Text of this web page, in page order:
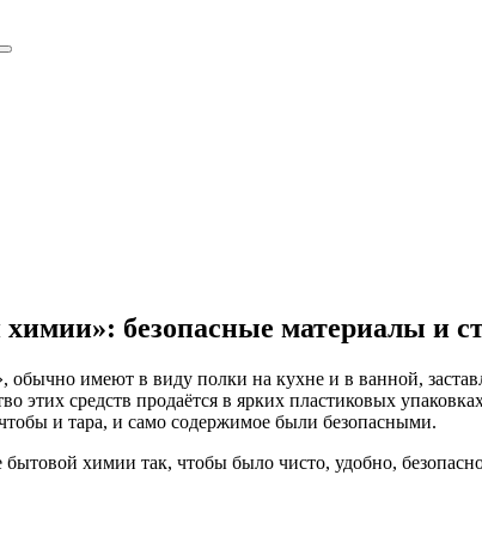
безопасные материалы и
имеют в виду полки на кухне и в ванной,
этих средств продаётся в ярких пластиковых
и тара, и само содержимое были безопасными.
бытовой химии так, чтобы было чисто, удобно,